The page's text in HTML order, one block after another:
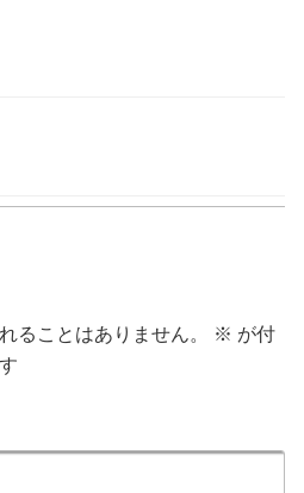
ることはありません。 ※ が付